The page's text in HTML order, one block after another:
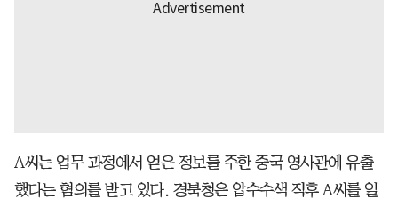
A씨는 업무 과정에서 얻은 정보를 주한 중국 영사관에 유출
했다는 혐의를 받고 있다. 경북청은 압수수색 직후 A씨를 일